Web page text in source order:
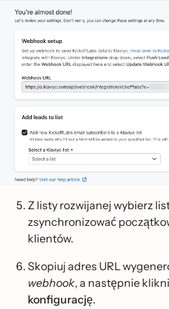
Z listy rozwijanej wybierz
zsynchronizować
klientów.
Skopiuj adres URL
webhook, a następnie
konfigurację.